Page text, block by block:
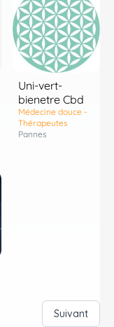
Uni-vert-
bienetre Cbd
Médecine douce -
Thérapeutes
Pannes
Suivant